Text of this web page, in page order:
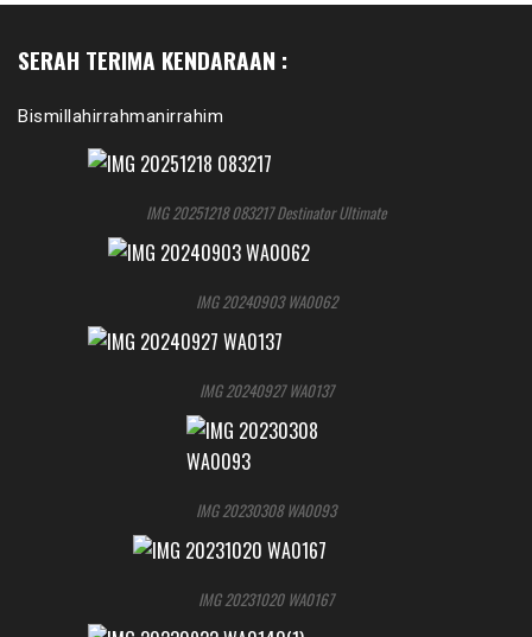
SERAH TERIMA KENDARAAN :
Bismillahirrahmanirrahim
IMG 20251218 083217 Destinator Ultimate
IMG 20240903 WA0062
IMG 20240927 WA0137
IMG 20230308 WA0093
IMG 20231020 WA0167